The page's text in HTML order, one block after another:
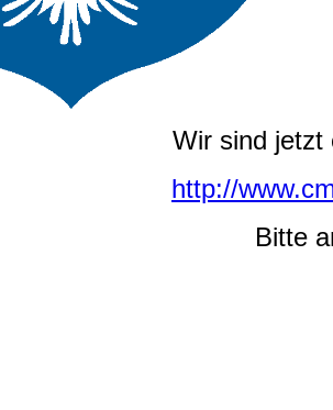
Wir sind jetzt
http://
Bitte